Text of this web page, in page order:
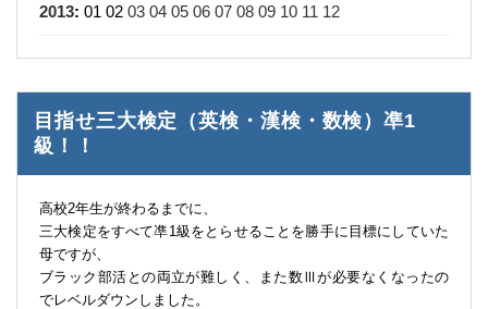
2013: 01 02 03 04 05 06 07 08 09 10 11 12
目指せ三大検定（英検・漢検・数検）凖1
級！！
高校2年生が終わるまでに、
三大検定をすべて凖1級をとらせることを勝手に目標にしていた
母ですが、
ブラック部活との両立が難しく、また数Ⅲが必要なくなったの
でレベルダウンしました。